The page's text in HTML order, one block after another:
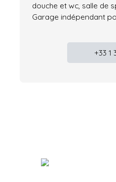
douche et wc, salle de
Garage indépendant
+33 1